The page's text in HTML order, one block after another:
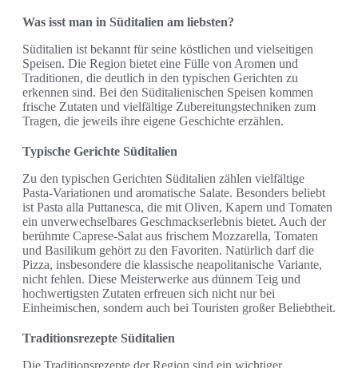
Was isst man in Süditalien am liebsten?
Süditalien ist bekannt für seine köstlichen und vielseitigen
Speisen. Die Region bietet eine Fülle von Aromen und
Traditionen, die deutlich in den typischen Gerichten zu
erkennen sind. Bei den Süditalienischen Speisen kommen
frische Zutaten und vielfältige Zubereitungstechniken zum
Tragen, die jeweils ihre eigene Geschichte erzählen.
Typische Gerichte Süditalien
Zu den typischen Gerichten Süditalien zählen vielfältige
Pasta-Variationen und aromatische Salate. Besonders beliebt
ist Pasta alla Puttanesca, die mit Oliven, Kapern und Tomaten
ein unverwechselbares Geschmackserlebnis bietet. Auch der
berühmte Caprese-Salat aus frischem Mozzarella, Tomaten
und Basilikum gehört zu den Favoriten. Natürlich darf die
Pizza, insbesondere die klassische neapolitanische Variante,
nicht fehlen. Diese Meisterwerke aus dünnem Teig und
hochwertigsten Zutaten erfreuen sich nicht nur bei
Einheimischen, sondern auch bei Touristen großer Beliebtheit.
Traditionsrezepte Süditalien